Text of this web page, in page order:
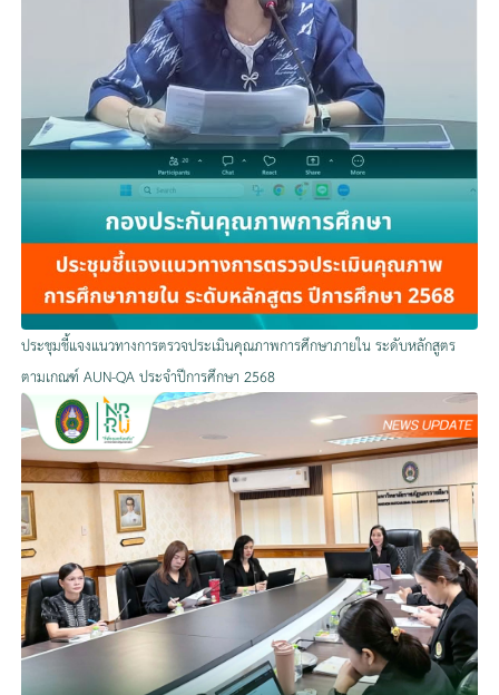
ประชุมชี้แจงแนวทางการตรวจประเมินคุณภาพการศึกษาภายใน ระดับหลักสูตร
ตามเกณฑ์ AUN-QA ประจำปีการศึกษา 2568